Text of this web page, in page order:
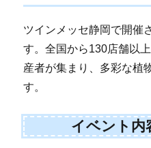
ツインメッセ静岡で開催
す。全国から130店舗以
産者が集まり、多彩な植
す。
イベント内